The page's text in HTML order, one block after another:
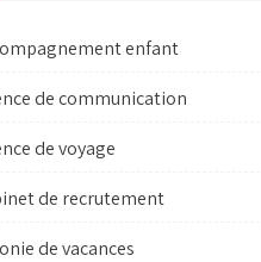
enfant
de communication
de voyage
de recrutement
de vacances